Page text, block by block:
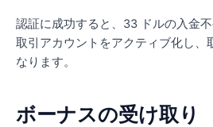
認証に成功すると、33 ドルの入金
取引アカウントをアクティブ化し、
なります。
ボーナスの受け取り